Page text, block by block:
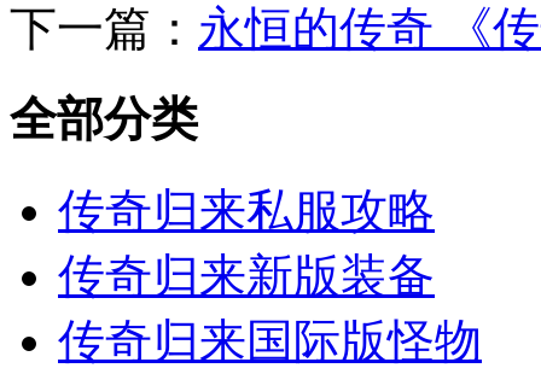
下一篇： 永恒的传奇 《
全部分类
传奇归来私服攻略
传奇归来新版装备
传奇归来国际版怪物